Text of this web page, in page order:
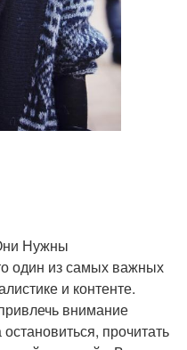
Нужны
один из самых важных
и контенте.
внимание
прочитать